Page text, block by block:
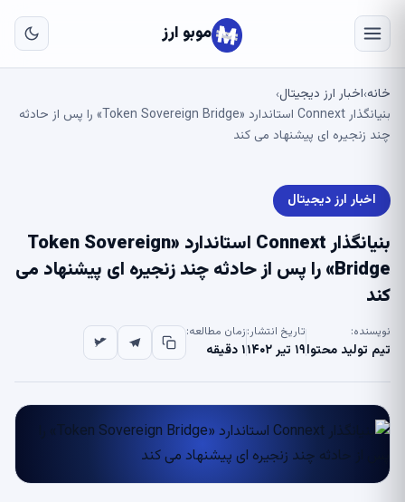
موبو ارز
خانه›اخبار ارز دیجیتال›
بنیانگذار Connext استاندارد «Token Sovereign Bridge» را پس از حادثه
چند زنجیره ای پیشنهاد می کند
اخبار ارز دیجیتال
بنیانگذار Connext استاندارد «Token Sovereign
Bridge» را پس از حادثه چند زنجیره ای پیشنهاد می
کند
نویسنده:
تیم تولید محتوا
تاریخ انتشار:
۱۹ تیر ۱۴۰۲
زمان مطالعه:
۱ دقیقه